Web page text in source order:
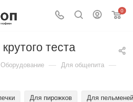
0
теста
Оборудование — Для общепита —
Для пирожков Для пельменей